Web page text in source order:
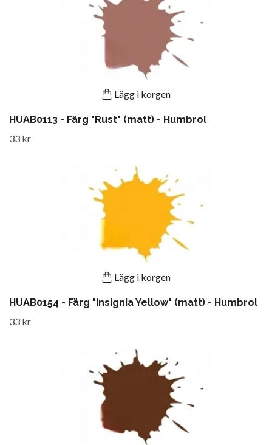
Lägg i korgen
HUAB0113 - Färg "Rust" (matt) - Humbrol
33 kr
Lägg i korgen
HUAB0154 - Färg "Insignia Yellow" (matt) - Humbrol
33 kr